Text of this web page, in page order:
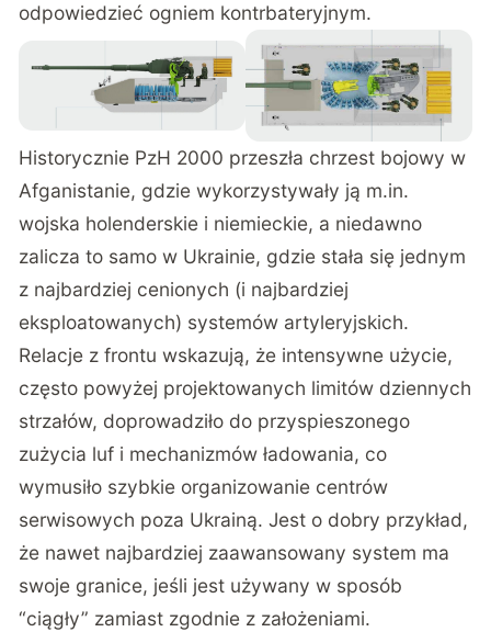
odpowiedzieć ogniem kontrbateryjnym.
Historycznie PzH 2000 przeszła chrzest bojowy w
Afganistanie, gdzie wykorzystywały ją m.in.
wojska holenderskie i niemieckie, a niedawno
zalicza to samo w Ukrainie, gdzie stała się jednym
z najbardziej cenionych (i najbardziej
eksploatowanych) systemów artyleryjskich.
Relacje z frontu wskazują, że intensywne użycie,
często powyżej projektowanych limitów dziennych
strzałów, doprowadziło do przyspieszonego
zużycia luf i mechanizmów ładowania, co
wymusiło szybkie organizowanie centrów
serwisowych poza Ukrainą. Jest o dobry przykład,
że nawet najbardziej zaawansowany system ma
swoje granice, jeśli jest używany w sposób
“ciągły” zamiast zgodnie z założeniami.